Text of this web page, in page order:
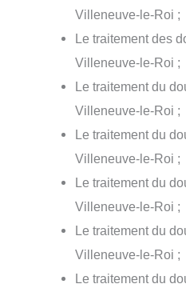
Villeneuve-le-Roi ;
Le traitement des
Villeneuve-le-Roi ;
Le traitement du
Villeneuve-le-Roi ;
Le traitement du
Villeneuve-le-Roi ;
Le traitement du
Villeneuve-le-Roi ;
Le traitement du
Villeneuve-le-Roi ;
Le traitement du